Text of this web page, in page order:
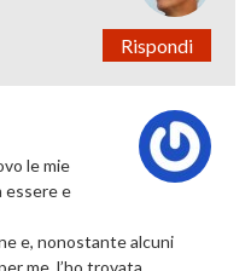
Rispondi
le mie
essere e
e, nonostante alcuni
me, l’ho trovata